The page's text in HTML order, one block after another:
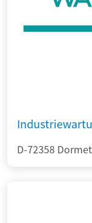
D-72358